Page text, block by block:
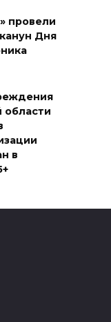
провели
Дня
области
в